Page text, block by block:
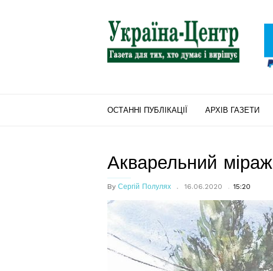
"Україна-
Центр"
ОСТАННІ ПУБЛІКАЦІЇ АРХІВ ГАЗЕТИ
Акварельний міраж
By Сергій Полулях 16.06.2020 15:20